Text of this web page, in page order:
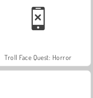
Troll Face Quest: Horror